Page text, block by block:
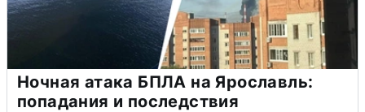
Ночная атака БПЛА на Ярославль:
попадания и последствия